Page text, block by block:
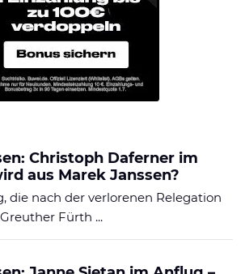
Christoph Daferner im
aus Marek Janssen?
die nach der verlorenen Relegation
Fürth ...